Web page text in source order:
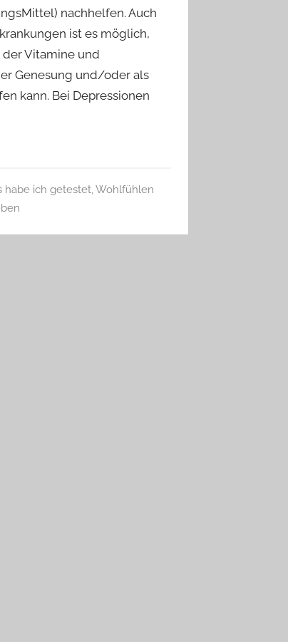
nachhelfen. Auch
ist es möglich,
Vitamine und
Genesung und/oder als
kann. Bei Depressionen
habe ich getestet,Wohlfühlen